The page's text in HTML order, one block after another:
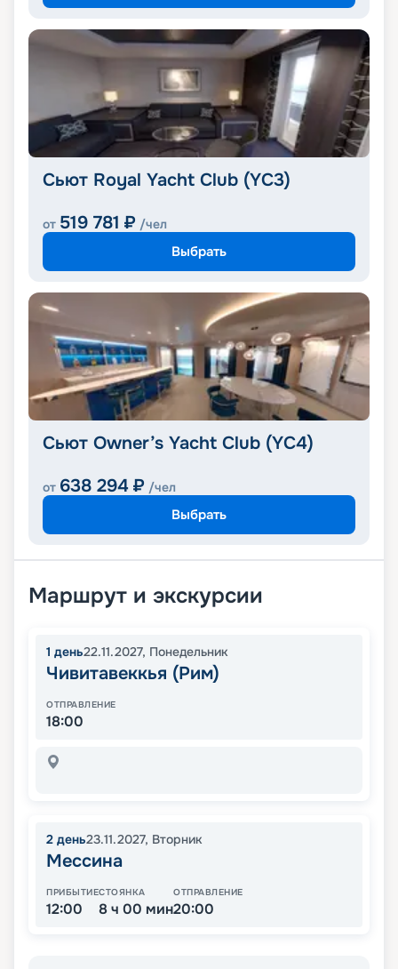
Сьют Royal Yacht Club (YC3)
от 519 781 ₽ /чел
Выбрать
Сьют Owner’s Yacht Club (YC4)
от 638 294 ₽ /чел
Выбрать
Маршрут и экскурсии
1 день22.11.2027, Понедельник
Чивитавеккья (Рим)
ОТПРАВЛЕНИЕ
18:00
2 день23.11.2027, Вторник
Мессина
ПРИБЫТИЕ
12:00
СТОЯНКА
8 ч 00 мин
ОТПРАВЛЕНИЕ
20:00